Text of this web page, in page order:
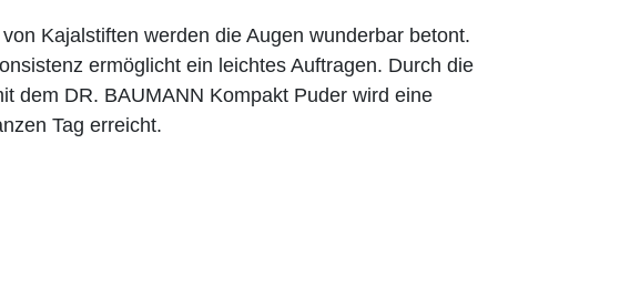
Kajalstiften werden die Augen wunderbar betont.
ermöglicht ein leichtes Auftragen. Durch die
dem DR. BAUMANN Kompakt Puder wird eine
Tag erreicht.